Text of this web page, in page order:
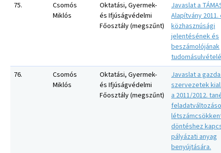
75.
Csomós
Miklós
Oktatási, Gyermek-
és Ifjúságvédelmi
Főosztály (megszűnt)
Javaslat a
Alapítvány 2011.
közhasznúsági
jelentésének és
beszámolójának
76.
Csomós
Miklós
Oktatási, Gyermek-
és Ifjúságvédelmi
Főosztály (megszűnt)
Javaslat a
szervezetek
a 2011/2012.
döntéshez
pályázati anyag
benyújtására.